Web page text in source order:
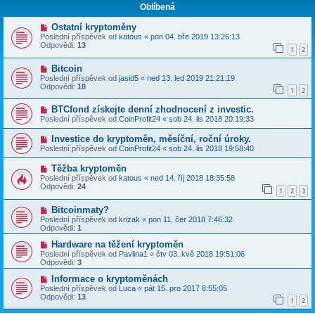
Oblíbená
Ostatní kryptoměny
Poslední příspěvek od katous « pon 04. bře 2019 13:26:13
Odpovědi: 13 1 2
Bitcoin
Poslední příspěvek od jasid5 « ned 13. led 2019 21:21:19
Odpovědi: 18 1 2
BTCfond získejte denní zhodnocení z investic.
Poslední příspěvek od CoinProfit24 « sob 24. lis 2018 20:19:33
Investice do kryptoměn, měsíční, roční úroky.
Poslední příspěvek od CoinProfit24 « sob 24. lis 2018 19:58:40
Těžba kryptoměn
Poslední příspěvek od katous « ned 14. říj 2018 18:35:58
Odpovědi: 24 1 2 3
Bitcoinmaty?
Poslední příspěvek od krizak « pon 11. čer 2018 7:46:32
Odpovědi: 1
Hardware na těžení kryptoměn
Poslední příspěvek od Pavlina1 « čtv 03. kvě 2018 19:51:06
Odpovědi: 3
Informace o kryptoměnách
Poslední příspěvek od Luca « pát 15. pro 2017 8:55:05
Odpovědi: 13 1 2